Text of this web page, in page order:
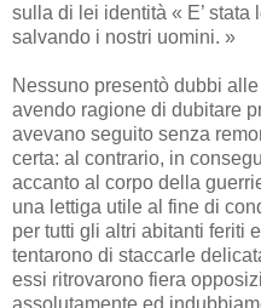
sulla di lei identità « E’
salvando i nostri uomini. »
Nessuno presentò dubbi
avendo ragione di dubitare
avevano seguito senza
certa: al contrario, in
accanto al corpo della
una lettiga utile al fine di
per tutti gli altri abitanti feriti
tentarono di staccarle
essi ritrovarono fiera
assolutamente ed